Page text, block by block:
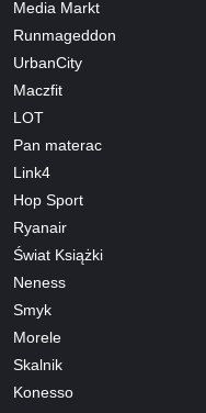
Media Markt
Runmageddon
UrbanCity
Maczfit
LOT
Pan materac
Link4
Hop Sport
Ryanair
Świat Książki
Neness
Smyk
Morele
Skalnik
Konesso